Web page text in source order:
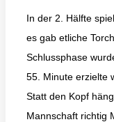
In der 2. Hälfte
es gab etliche
Schlussphase
55. Minute erzielte
Statt den Kopf
Mannschaft richtig